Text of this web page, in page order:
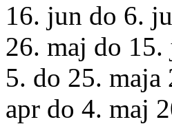
16. jun do 6.
26. maj do
5. do 25.
apr do 4. maj